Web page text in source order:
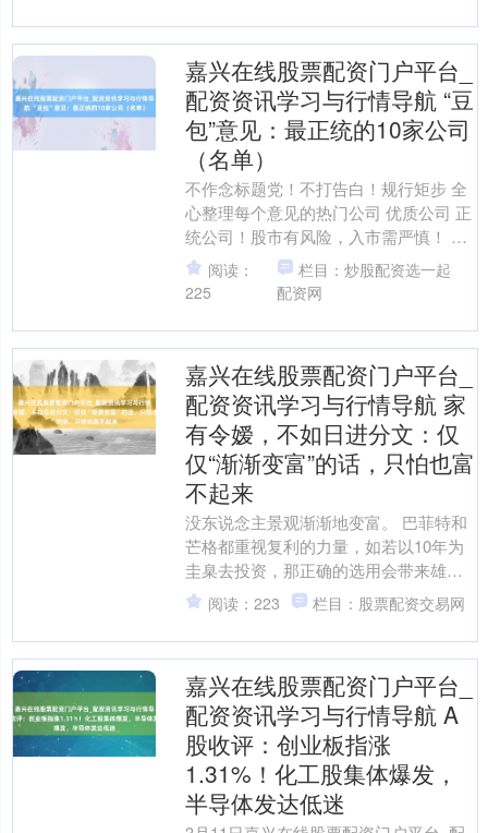
嘉兴在线股票配资门户平台_
配资资讯学习与行情导航 “豆
包”意见：最正统的10家公司
（名单）
不作念标题党！不打告白！规行矩步 全
心整理每个意见的热门公司 优质公司 正
统公司！股市有风险，入市需严慎！ 春
晚流量共振与AI生意化落地的双重催化
2026年央....
阅读：
225
栏目：炒股配资选一起
配资网
嘉兴在线股票配资门户平台_
配资资讯学习与行情导航 家
有令嫒，不如日进分文：仅
仅“渐渐变富”的话，只怕也富
不起来
没东说念主景观渐渐地变富。 巴菲特和
芒格都重视复利的力量，如若以10年为
圭臬去投资，那正确的选用会带来雄壮
的薪金，比如巴菲特通过耐久持有适口
可乐等优质资产为我方....
阅读：223 栏目：股票配资交易网
嘉兴在线股票配资门户平台_
配资资讯学习与行情导航 A
股收评：创业板指涨
1.31%！化工股集体爆发，
半导体发达低迷